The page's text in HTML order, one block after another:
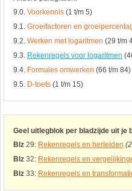
9.0. Voorkennis (1 t/m 5)
9.1. Groeifactoren en
9.2. Werken met logaritmen (29 t/m
9.3. Rekenregels voor logaritmen
9.4. Formules omwerken (66 t/m 84)
9.5. D-toets (1 t/m 15)
Geel uitlegblok per bladzijde uit je
Blz 29: Rekenregels en herleiden
Blz 32: Rekenregels en
Blz 33: Rekenregels en
23. Oppervlakte kegel
24. Oppervlakte parallellogram
28. Procenten